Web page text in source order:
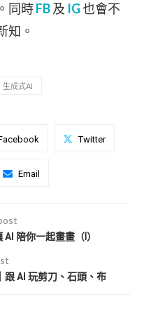
同時FB及 IG也會不
知。
生成式AI
Twitter
Email
陪你一起畫畫（Ⅰ）
AI 玩剪刀、石頭、布